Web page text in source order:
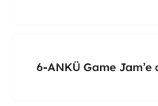
6-ANKÜ Game